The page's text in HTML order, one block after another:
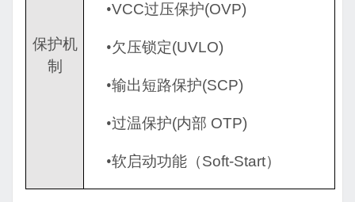
保护机
制
•VCC过压保护(OVP)
•欠压锁定(UVLO)
•输出短路保护(SCP)
•过温保护(内部 OTP)
•软启动功能（Soft-Start）